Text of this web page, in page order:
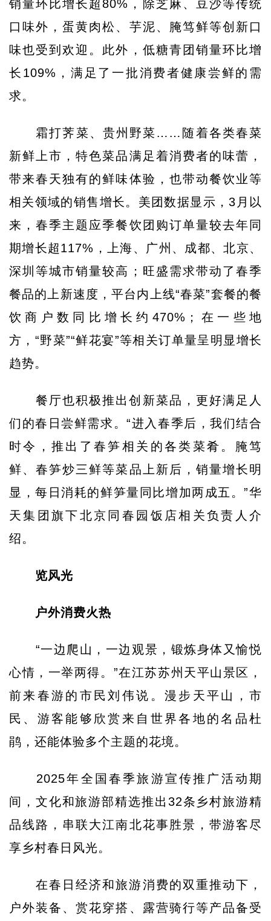
销量环比增长超80%，除芝麻、豆沙等传统
口味外，蛋黄肉松、芋泥、腌笃鲜等创新口
味也受到欢迎。此外，低糖青团销量环比增
长109%，满足了一批消费者健康尝鲜的需
求。
霜打荠菜、贵州野菜……随着各类春菜
新鲜上市，特色菜品满足着消费者的味蕾，
带来春天独有的鲜味体验，也带动餐饮业等
相关领域的销售增长。美团数据显示，3月以
来，春季主题应季餐饮团购订单量较去年同
期增长超117%，上海、广州、成都、北京、
深圳等城市销量较高；旺盛需求带动了春季
餐品的上新速度，平台内上线“春菜”套餐的餐
饮商户数同比增长约470%；在一些地
方，“野菜”“鲜花宴”等相关订单量呈明显增长
趋势。
餐厅也积极推出创新菜品，更好满足人
们的春日尝鲜需求。“进入春季后，我们结合
时令，推出了春笋相关的各类菜肴。腌笃
鲜、春笋炒三鲜等菜品上新后，销量增长明
显，每日消耗的鲜笋量同比增加两成五。”华
天集团旗下北京同春园饭店相关负责人介
绍。
览风光
户外消费火热
“一边爬山，一边观景，锻炼身体又愉悦
心情，一举两得。”在江苏苏州天平山景区，
前来春游的市民刘伟说。漫步天平山，市
民、游客能够欣赏来自世界各地的名品杜
鹃，还能体验多个主题的花境。
2025年全国春季旅游宣传推广活动期
间，文化和旅游部精选推出32条乡村旅游精
品线路，串联大江南北花事胜景，带游客尽
享乡村春日风光。
在春日经济和旅游消费的双重推动下，
户外装备、赏花穿搭、露营骑行等产品备受